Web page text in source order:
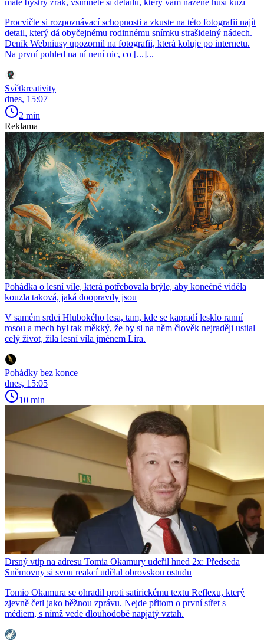
máte bystrý zrak, všimnete si detailu, který vám nažene husí kůži
Procvičte si rozpoznávací schopnosti a zkuste na této fotografii najít
detail, který dá obyčejnému rodinnému snímku strašidelný nádech.
Deník Webniusy upozornil na fotografii, která koluje po internetu.
Na první pohled na ní není nic, co [...]...
Světkreativity
dnes, 15:07
2 min
Reklama
Pohádka o lesní víle, která potřebovala brýle, aby konečně viděla
kouzla taková, jaká doopravdy jsou
V samém srdci Hlubokého lesa, tam, kde se kapradí lesklo ranní
rosou a mech byl tak měkký, že by si na něm člověk nejraději ustlal
celý život, žila lesní víla jménem Líra.
Pohádky bez konce
dnes, 15:05
10 min
Drsný vtip na adresu Tomia Okamury udeřil hned 2x: Předseda
Sněmovny si svou reakcí udělal obrovskou ostudu
Tomio Okamura se ohradil proti satirickému textu Reflexu, který
zjevně četl jako běžnou zprávu. Nejde přitom o první střet s
médiem, s nímž vede dlouhodobě napjatý vztah.